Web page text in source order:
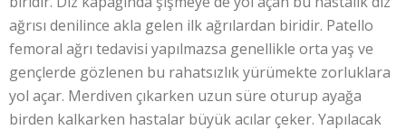
ağrısı denilince akla gelen ilk ağrılardan biridir. Patello
femoral ağrı tedavisi yapılmazsa genellikle orta yaş ve
gençlerde gözlenen bu rahatsızlık yürümekte zorluklara
yol açar. Merdiven çıkarken uzun süre oturup ayağa
birden kalkarken hastalar büyük acılar çeker. Yapılacak